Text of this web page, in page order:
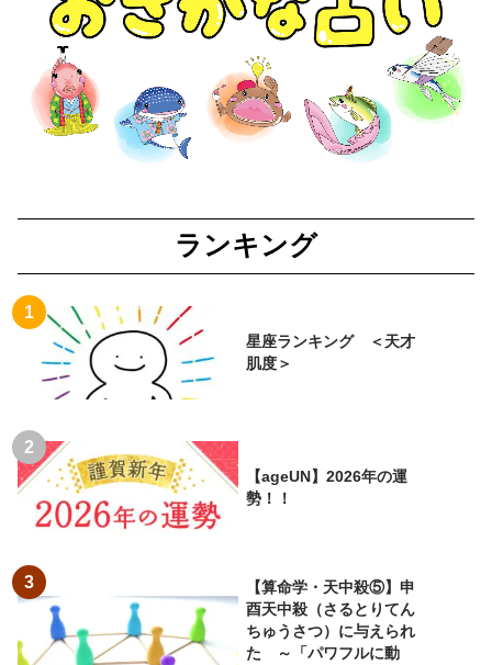
ランキング
星座ランキング ＜天才
肌度＞
【ageUN】2026年の運
勢！！
【算命学・天中殺⑤】申
酉天中殺（さるとりてん
ちゅうさつ）に与えられ
た ～「パワフルに動